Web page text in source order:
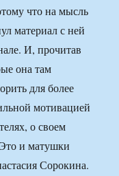
что на мысль
материал с ней
И, прочитав
она там
для более
мотивацией
о своем
и матушки
Сорокина.